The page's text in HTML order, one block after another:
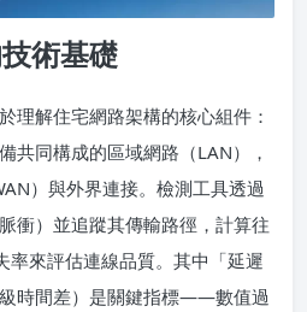
術基礎
理解住宅網路架構的核心組件：
共同構成的區域網路（LAN），
）與外界連接。檢測工具透過
衝）並追蹤其傳輸路徑，計算往
率來評估連線品質。其中「延遲
時間差）是關鍵指標——數值過